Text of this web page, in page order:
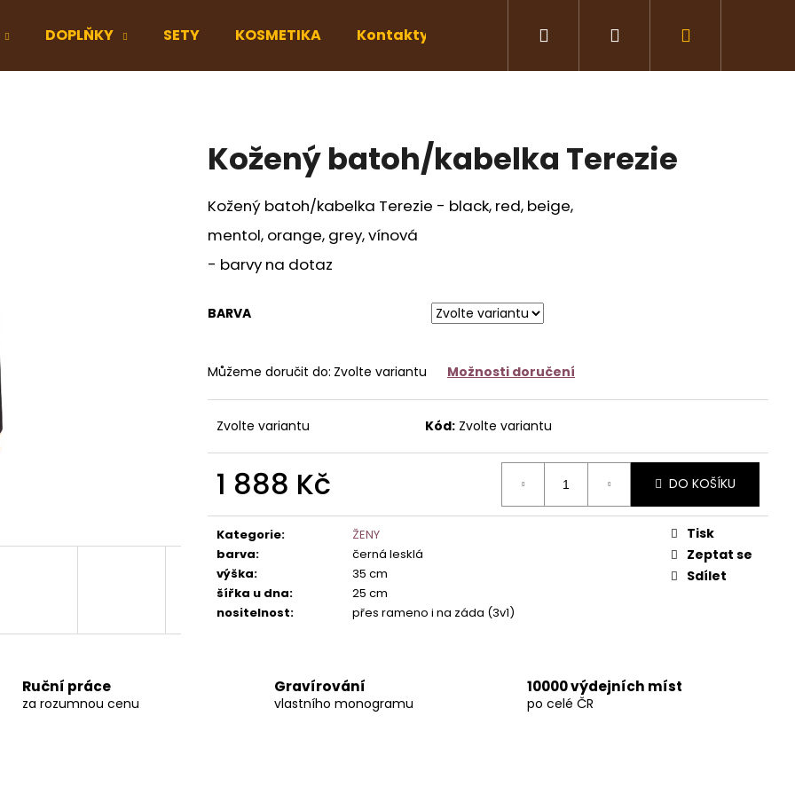
DOPLŇKY SETY KOSMETIKA Kontakty Moje objednávka Přihlášení
Kožený batoh/kabelka Terezie
Kožený batoh/kabelka Terezie - black, red, beige,
mentol, orange, grey, vínová
- barvy na dotaz
BARVA
Můžeme doručit do: Zvolte variantu Možnosti doručení
Zvolte variantu Kód: Zvolte variantu
1 888 Kč
cena:
DO KOŠÍKU
Kategorie:
ŽENY
barva:
černá lesklá
výška:
35 cm
šířka u dna:
25 cm
nositelnost: přes rameno i na záda (3v1)
Tisk
Zeptat se
Sdílet
Ruční práce
za rozumnou cenu
Gravírování
vlastního monogramu
10000 výdejních míst
po celé ČR
HLEDAT
PRÉMIOVÁ KOŽENÁ TOALETNÍ TAŠKA DE
LUXE
888 Kč
KOŽENÝ MĚŠEC SKRBLÍK
777 Kč